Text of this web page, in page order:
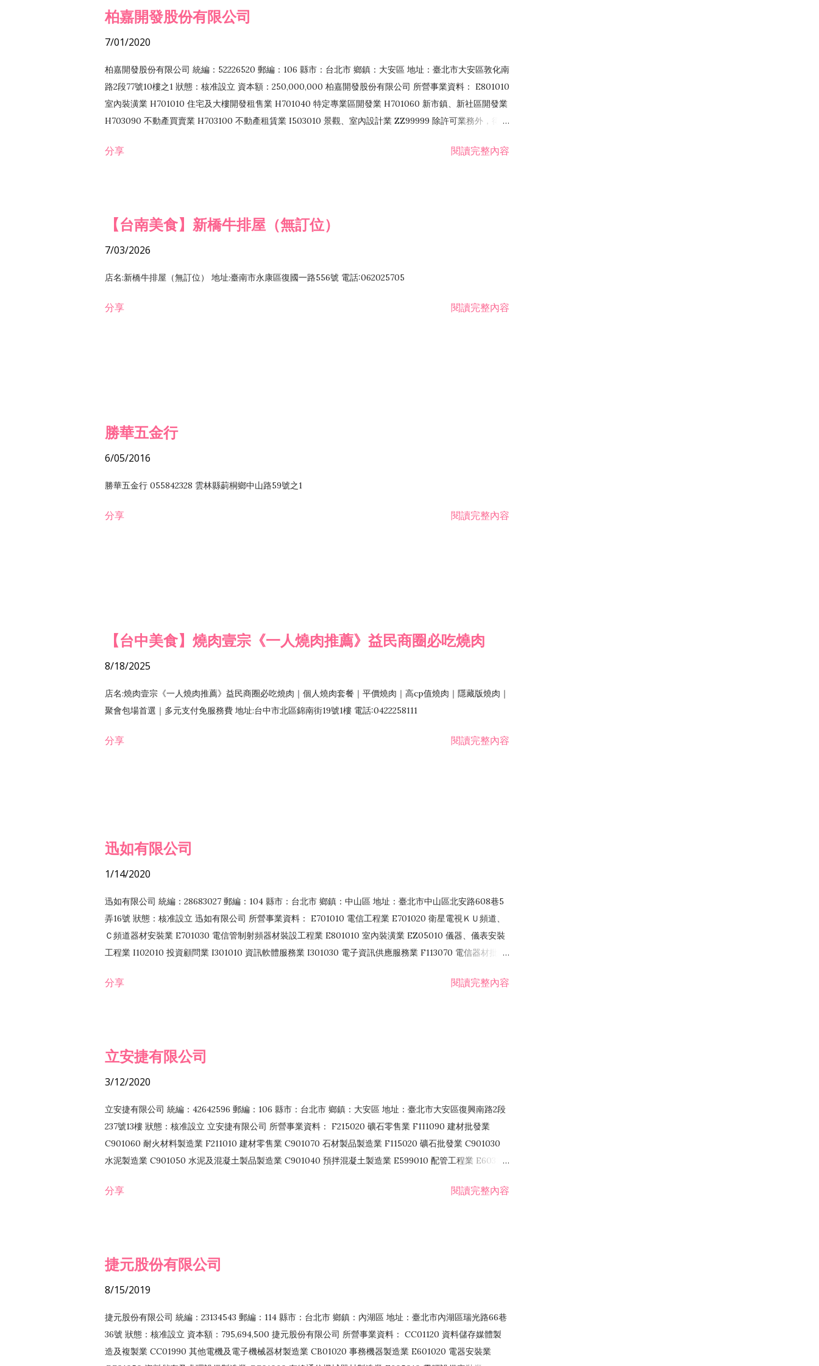
柏嘉開發股份有限公司
7/01/2020
柏嘉開發股份有限公司 統編：52226520 郵編：106 縣市：台北市 鄉鎮：大安區 地址：臺北市大安區敦化南
路2段77號10樓之1 狀態：核准設立 資本額：250,000,000 柏嘉開發股份有限公司 所營事業資料： E801010
室內裝潢業 H701010 住宅及大樓開發租售業 H701040 特定專業區開發業 H701060 新市鎮、新社區開發業
H703090 不動產買賣業 H703100 不動產租賃業 I503010 景觀、室內設計業 ZZ99999 除許可業務外，得經
分享 閱讀完整內容
【台南美食】新橋牛排屋（無訂位）
7/03/2026
店名:新橋牛排屋（無訂位） 地址:臺南市永康區復國一路556號 電話:062025705
分享 閱讀完整內容
勝華五金行
6/05/2016
勝華五金行 055842328 雲林縣莿桐鄉中山路59號之1
分享 閱讀完整內容
【台中美食】燒肉壹宗《一人燒肉推薦》益民商圈必吃燒肉
8/18/2025
店名:燒肉壹宗《一人燒肉推薦》益民商圈必吃燒肉｜個人燒肉套餐｜平價燒肉｜高cp值燒肉｜隱藏版燒肉｜
聚會包場首選｜多元支付免服務費 地址:台中市北區錦南街19號1樓 電話:0422258111
分享 閱讀完整內容
迅如有限公司
1/14/2020
迅如有限公司 統編：28683027 郵編：104 縣市：台北市 鄉鎮：中山區 地址：臺北市中山區北安路608巷5
弄16號 狀態：核准設立 迅如有限公司 所營事業資料： E701010 電信工程業 E701020 衛星電視ＫＵ頻道、
Ｃ頻道器材安裝業 E701030 電信管制射頻器材裝設工程業 E801010 室內裝潢業 EZ05010 儀器、儀表安裝
工程業 I102010 投資顧問業 I301010 資訊軟體服務業 I301030 電子資訊供應服務業 F113070 電信器材批發
務 F102030 菸酒批發業 F203020 菸酒零售業 F401171 酒類輸入業
分享 閱讀完整內容
立安捷有限公司
3/12/2020
立安捷有限公司 統編：42642596 郵編：106 縣市：台北市 鄉鎮：大安區 地址：臺北市大安區復興南路2段
237號13樓 狀態：核准設立 立安捷有限公司 所營事業資料： F215020 礦石零售業 F111090 建材批發業
C901060 耐火材料製造業 F211010 建材零售業 C901070 石材製品製造業 F115020 礦石批發業 C901030
水泥製造業 C901050 水泥及混凝土製品製造業 C901040 預拌混凝土製造業 E599010 配管工程業 E603110
EZ99990 其他工程業 F102170 食品什貨批發業 F106020 日常用品批發業 F108031 醫療器材批發業
分享 閱讀完整內容
捷元股份有限公司
8/15/2019
捷元股份有限公司 統編：23134543 郵編：114 縣市：台北市 鄉鎮：內湖區 地址：臺北市內湖區瑞光路66巷
36號 狀態：核准設立 資本額：795,694,500 捷元股份有限公司 所營事業資料： CC01120 資料儲存媒體製
造及複製業 CC01990 其他電機及電子機械器材製造業 CB01020 事務機器製造業 E601020 電器安裝業